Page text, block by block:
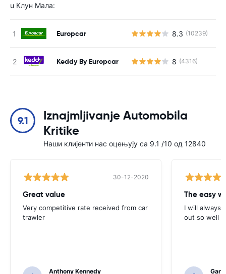
u Клун Мала:
Europcar 8.3 (10239)
Keddy By Europcar 8 (4316)
9.1
Iznajmljivanje Automobila
Kritike
Наши клијенти нас оцењују са 9.1 /10 од 12840
30-12-2020
Great value
Very competitive rate received from car
trawler
Anthony Kennedy
I will always
out so well
Gary